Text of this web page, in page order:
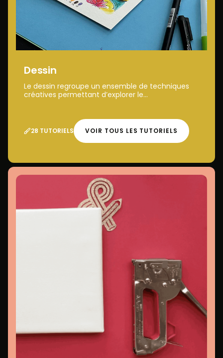
Dessin
Le dessin regroupe un ensemble de techniques
créatives permettant d’explorer le...
28 TUTORIELS VOIR TOUS LES TUTORIELS